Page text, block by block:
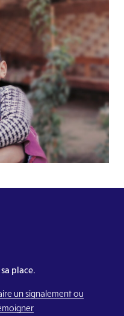
place.
un signalement ou